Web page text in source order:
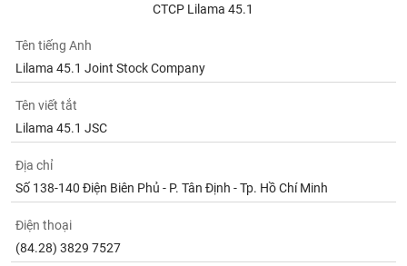
CTCP Lilama 45.1
Tên tiếng Anh
Lilama 45.1 Joint Stock Company
Tên viết tắt
Lilama 45.1 JSC
Địa chỉ
Số 138-140 Điện Biên Phủ - P. Tân Định - Tp. Hồ Chí Minh
Điện thoại
(84.28) 3829 7527